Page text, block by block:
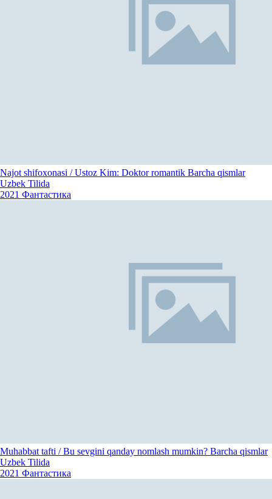
Najot shifoxonasi / Ustoz Kim: Doktor romantik Barcha qismlar
Uzbek Tilida
2021 Фантастика
Muhabbat tafti / Bu sevgini qanday nomlash mumkin? Barcha qismlar
Uzbek Tilida
2021 Фантастика